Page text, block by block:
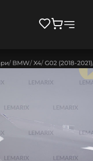
BMW X4 G02 (2018-2021)